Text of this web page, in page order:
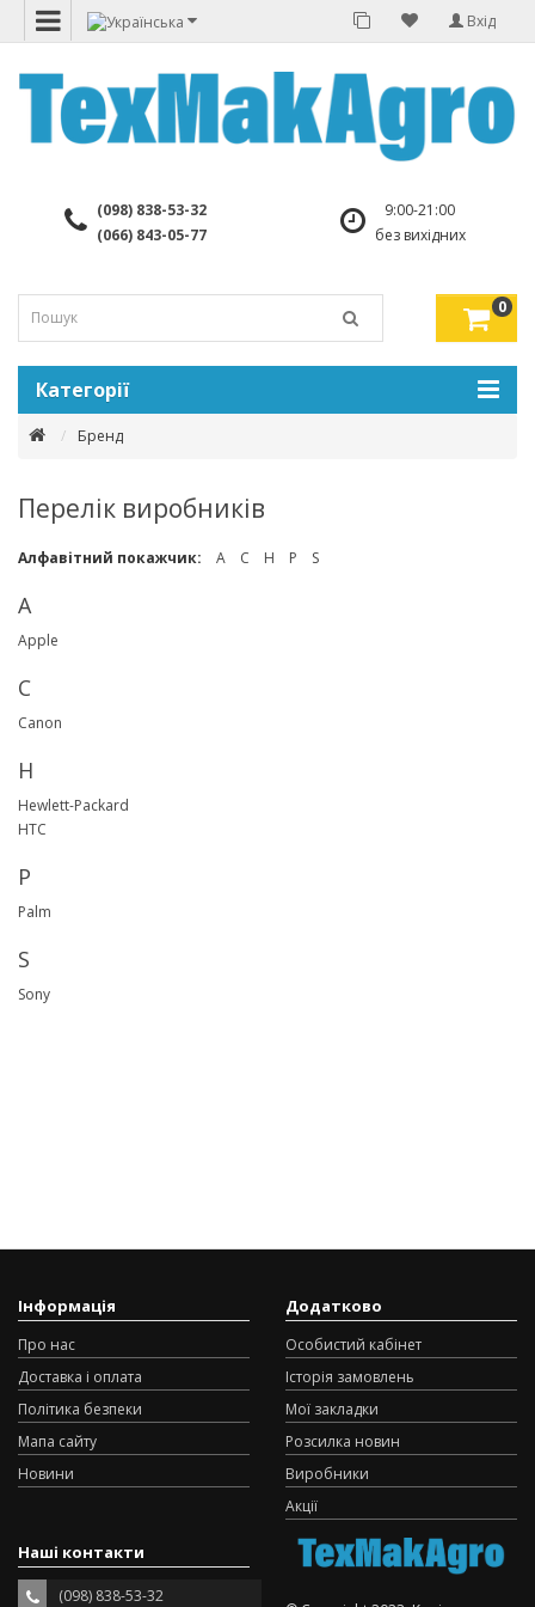
Вхід
(098) 838-53-32
(066) 843-05-77
9:00-21:00
без вихідних
0
Категорії
Бренд
Перелік виробників
Алфавітний покажчик: A C H P S
A
Apple
C
Canon
H
Hewlett-Packard
HTC
P
Palm
S
Sony
Інформація
Про нас
Доставка і оплата
Політика безпеки
Мапа сайту
Новини
Додатково
Особистий кабінет
Історія замовлень
Мої закладки
Розсилка новин
Виробники
Акції
Наші контакти
(098) 838-53-32